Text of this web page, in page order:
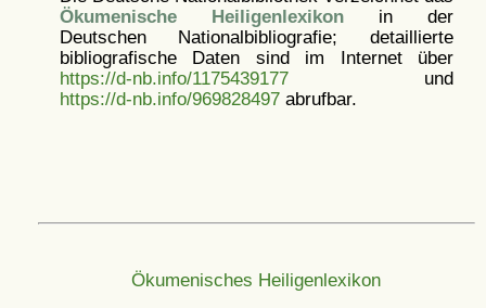
Ökumenische Heiligenlexikonin der
Deutschen Nationalbibliografie; detaillierte
bibliografische Daten sind im Internet über
https://d-nb.info/1175439177und
https://d-nb.info/969828497abrufbar.
Ökumenisches Heiligenlexikon